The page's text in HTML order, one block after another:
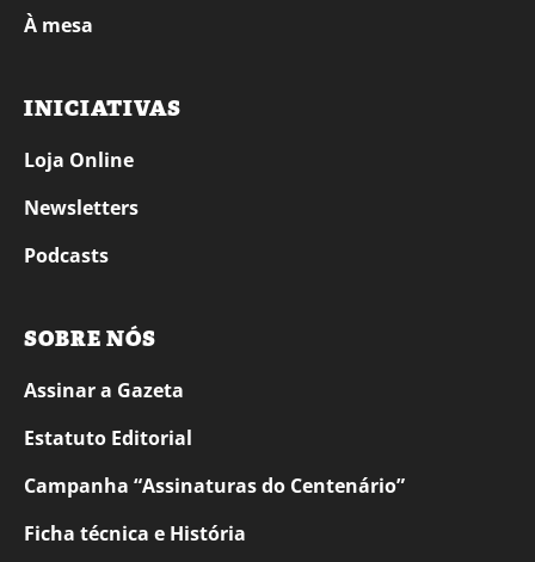
À mesa
INICIATIVAS
Loja Online
Newsletters
Podcasts
SOBRE NÓS
Assinar a Gazeta
Estatuto Editorial
Campanha “Assinaturas do Centenário”
Ficha técnica e História